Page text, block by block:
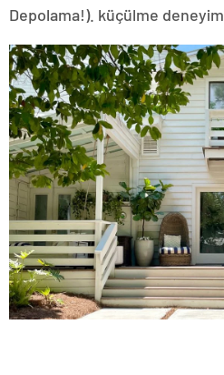
Depolama!). küçülme deneyim.